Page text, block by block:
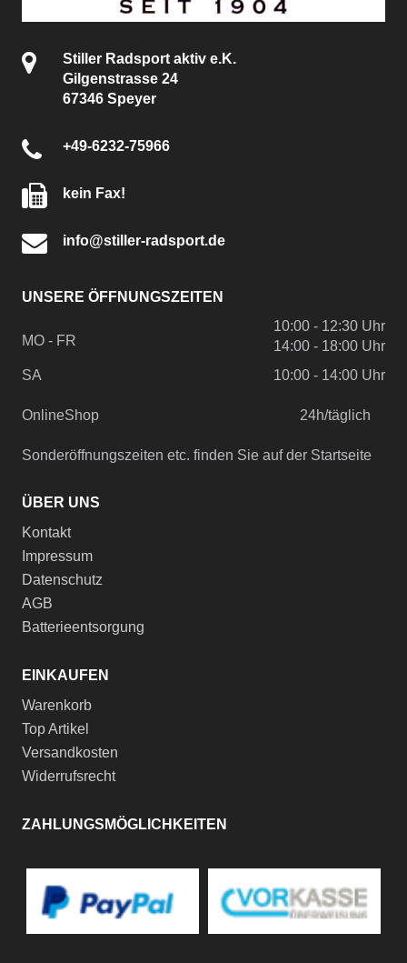
Stiller Radsport aktiv e.K.
Gilgenstrasse 24
67346 Speyer
+49-6232-75966
kein Fax!
info@stiller-radsport.de
UNSERE ÖFFNUNGSZEITEN
MO - FR
10:00 - 12:30 Uhr
14:00 - 18:00 Uhr
SA
10:00 - 14:00 Uhr
OnlineShop 24h/täglich
Sonderöffnungszeiten etc. finden Sie auf der Startseite
ÜBER UNS
Kontakt
Impressum
Datenschutz
AGB
Batterieentsorgung
EINKAUFEN
Warenkorb
Top Artikel
Versandkosten
Widerrufsrecht
ZAHLUNGSMÖGLICHKEITEN